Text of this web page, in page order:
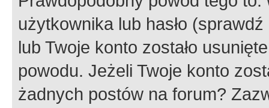
użytkownika lub hasło
lub Twoje konto zostało
powodu. Jeżeli Twoje konto
żadnych postów na forum?